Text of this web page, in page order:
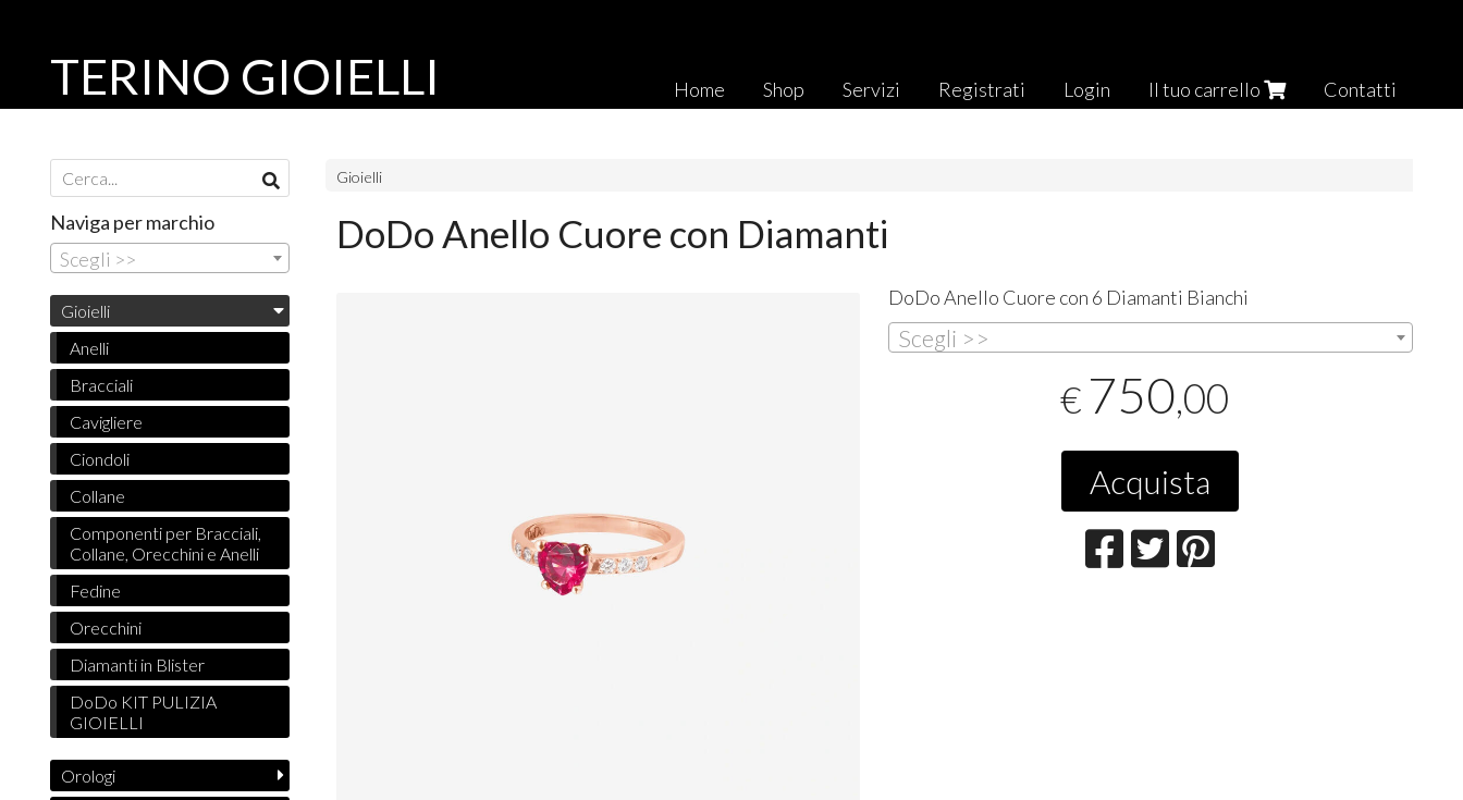
Home Shop Servizi Registrati Login Il tuo carrello Contatti
TERINO GIOIELLI
Gioielli
DoDo Anello Cuore con Diamanti
DoDo Anello Cuore con 6 Diamanti Bianchi
Scegli >>
€ 750,00
Acquista
Naviga per marchio
Scegli >>
Gioielli
Anelli
Bracciali
Cavigliere
Ciondoli
Collane
Componenti per Bracciali,
Collane, Orecchini e Anelli
Fedine
Orecchini
Diamanti in Blister
DoDo KIT PULIZIA
GIOIELLI
Orologi